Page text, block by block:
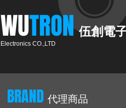
​WUTRON​​
Electronics CO.,LTD
伍創電
BRAND 代理商品